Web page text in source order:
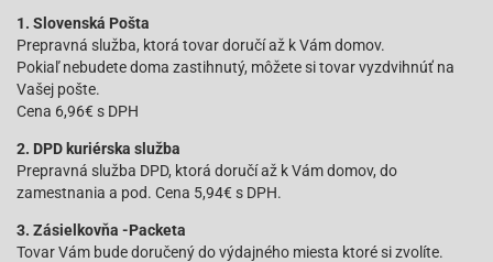
1. Slovenská Pošta
Prepravná služba, ktorá tovar doručí až k Vám domov.
Pokiaľ nebudete doma zastihnutý, môžete si tovar vyzdvihnúť na
Vašej pošte.
Cena 6,96€ s DPH
2. DPD kuriérska služba
Prepravná služba DPD, ktorá doručí až k Vám domov, do
zamestnania a pod. Cena 5,94€ s DPH.
3. Zásielkovňa -Packeta
Tovar Vám bude doručený do výdajného miesta ktoré si zvolíte.